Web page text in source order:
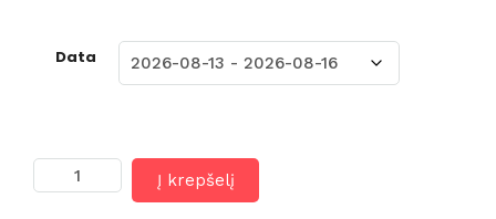
Data
produkto
kiekis:
Į krepšelį